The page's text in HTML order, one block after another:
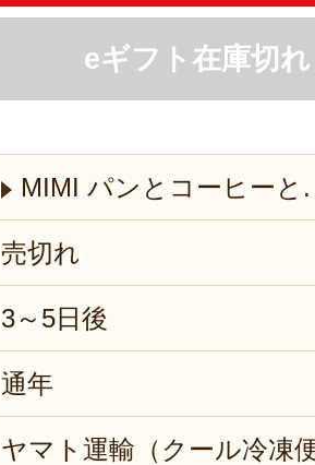
eギフト在庫切れ
MIMI パンとコーヒーと.
売切れ
3～5日後
通年
ヤマト運輸（クール冷凍